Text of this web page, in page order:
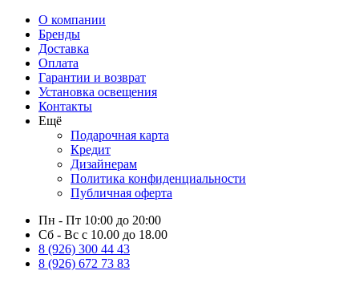
О компании
Бренды
Доставка
Оплата
Гарантии и возврат
Установка освещения
Контакты
Ещё
Подарочная карта
Кредит
Дизайнерам
Политика конфиденциальности
Публичная оферта
Пн - Пт 10:00 до 20:00
Сб - Вс с 10.00 до 18.00
8 (926) 300 44 43
8 (926) 672 73 83